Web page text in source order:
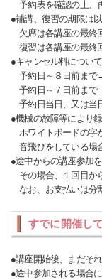
予約表を確認の上、
●補講、復習の期限は以
欠席は各講座の最終
復習は各講座の最終
●キャンセル料について
予約日～８日前まで
予約日～７日前まで
予約日当日、又は当
●機械の故障等により
ホワイトボードの字
音飛びをしている場
●途中からの講座参加
その場合、１回目か
なお、お支払いは分
すでに開催し
●講座開始後、まだそ
●途中参加される場合